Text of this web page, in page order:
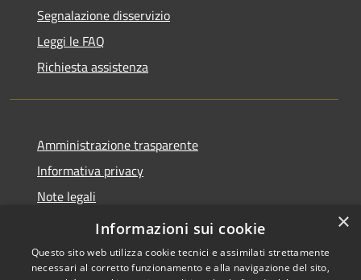
Segnalazione disservizio
Leggi le FAQ
Richiesta assistenza
Amministrazione trasparente
Informativa privacy
Note legali
Dichiarazione di accessibilità
×
Informazioni sui cookie
Questo sito web utilizza cookie tecnici e assimilati strettamente
necessari al corretto funzionamento e alla navigazione del sito,